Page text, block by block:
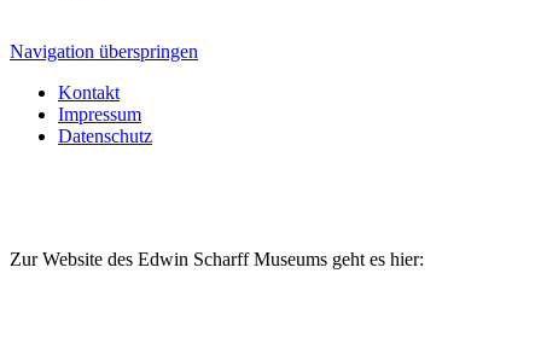
Navigation überspringen
Kontakt
Impressum
Datenschutz
Zur Website des Edwin Scharff Museums geht es hier: